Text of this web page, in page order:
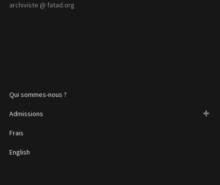
archiviste @ fatad.org
Qui sommes-nous ?
Admissions
Frais
English